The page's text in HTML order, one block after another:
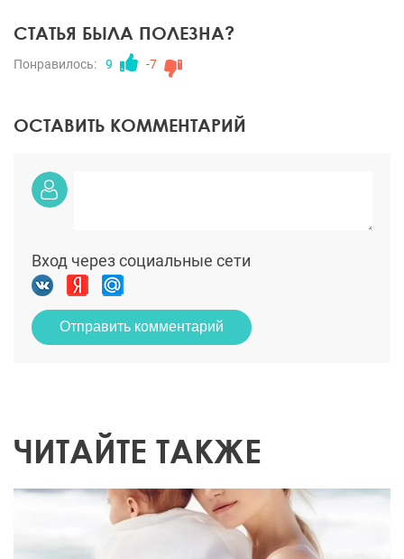
СТАТЬЯ БЫЛА ПОЛЕЗНА?
Понравилось: 9 -7
ОСТАВИТЬ КОММЕНТАРИЙ
Вход через социальные сети
Отправить комментарий
ЧИТАЙТЕ ТАКЖЕ